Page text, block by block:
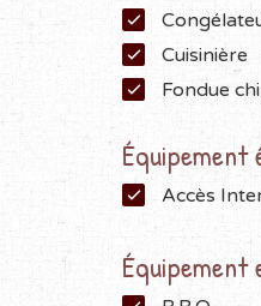
Cuisinière
Fondue
Accès